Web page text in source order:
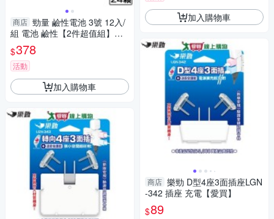
商店 勁量 鹼性電池 3號 12入/
組 電池 鹼性【2件超值組】
【愛買】
$378
活動
加入購物車
加入購物車
商店 樂勁 D型4座3面插座LGN
-342 插座 充電【愛買】
$89